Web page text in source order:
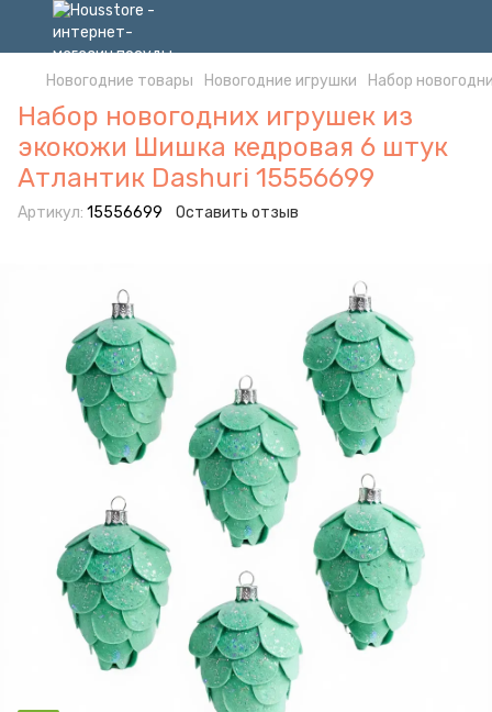
Новогодние товары Новогодние игрушки Набор
Набор новогодних игрушек из
экокожи Шишка кедровая 6 штук
Атлантик Dashuri 15556699
Артикул: 15556699 Оставить отзыв